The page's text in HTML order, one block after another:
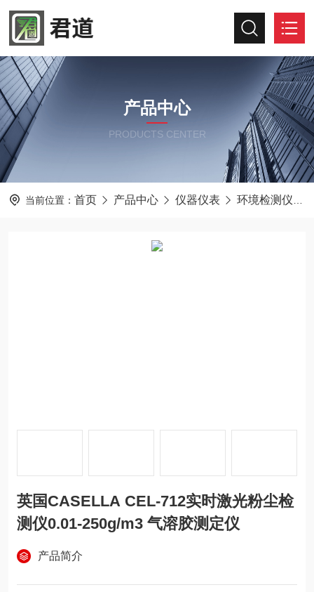
产品中心
PRODUCTS CENTER
当前位置： 首页 产品中心 仪器仪表 环境检测仪器
英国CASELLA CEL-712实时激光粉尘检
测仪0.01-250g/m3 气溶胶测定仪
产品简介